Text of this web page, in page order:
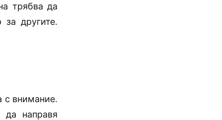
трябва да
другите.
с внимание.
направя